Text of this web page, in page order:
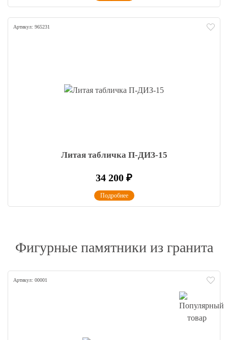
Артикул: 965231
Литая табличка П-ДИЗ-15
34 200 ₽
Подробнее
Фигурные памятники из гранита
Артикул: 00001